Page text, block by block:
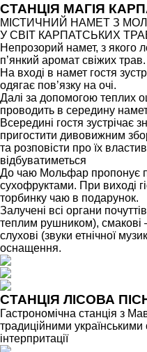
CТАНЦІЯ МАГІЯ
МІСТИЧНИЙ НАМЕТ З
У СВІТ КАРПАТСЬКИХ
Непрозорий намет, з якого
п’янкий аромат свіжих трав.
На вході в намет гостя
одягає пов’язку на очі.
Далі за допомогою теплих
проводить в середину
Всередині гостя
пригостити дивовижним
та розповісти про їх
відбуватиметься
До чаю Мольфар пропонує
сухофруктами. При виході
торбинку чаю в подарунок.
Залучені всі органи
теплим рушником), смакові
слухові (звуки етнічної
оснащення.
СТАНЦІЯ ЛІСОВА
Гастрономічна станція з
традиційними українськими
інтерпритації